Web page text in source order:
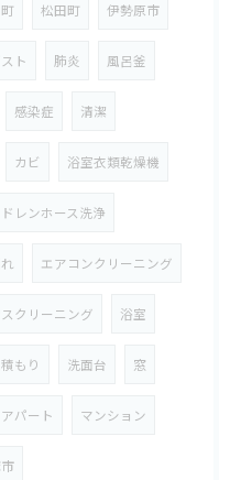
松田町 伊勢原市
ト 肺炎 風呂釜
感染症 清潔
カビ 浴室衣類乾燥機
ドレンホース洗浄
エアコンクリーニング
クリーニング 浴室
もり 洗面台 窓
アパート マンション